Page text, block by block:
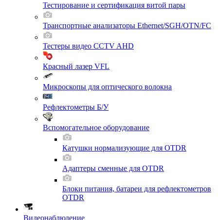
Тестирование и сертификация витой пары
Транспортные анализаторы Ethernet/SGH/OTN/FC
Тестеры видео CCTV AHD
Красный лазер VFL
Микроскопы для оптического волокна
Рефлектометры Б/У
Вспомогательное оборудование
Катушки нормализующие для OTDR
Адаптеры сменные для OTDR
Блоки питания, батареи для рефлектометров
OTDR
Видеонаблюдение